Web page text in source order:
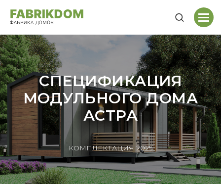
СПЕЦИФИКАЦИЯ
МОДУЛЬНОГО ДОМА
АСТРА
КОМПЛЕКТАЦИЯ 2025